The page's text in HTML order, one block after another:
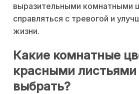
выразительными комнатными
справляться с тревогой и
жизни.
Какие комнатные
красными листьями
выбрать?